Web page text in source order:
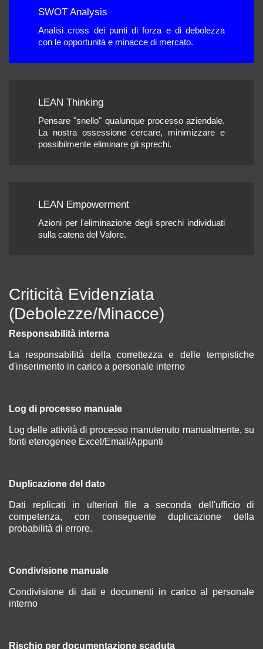
SWOT Analysis
Analisi cross dei punti di forza e di debolezza
con le opportunitá e minacce di mercato.
LEAN Thinking
Pensare "snello" qualunque processo aziendale.
La nostra ossessione cercare, minimizzare e
possibilmente eliminare gli sprechi.
LEAN Empowerment
Azioni per l'eliminazione degli sprechi individuati
sulla catena del Valore.
Criticità Evidenziata
(Debolezze/Minacce)
Responsabilità interna
La responsabilità della correttezza e delle tempistiche
d'inserimento in carico a personale interno
Log di processo manuale
Log delle attività di processo manutenuto manualmente, su
fonti eterogenee Excel/Email/Appunti
Duplicazione del dato
Dati replicati in ulteriori file a seconda dell'ufficio di
competenza, con conseguente duplicazione della
probabilità di errore.
Condivisione manuale
Condivisione di dati e documenti in carico al personale
interno
Rischio per documentazione scaduta